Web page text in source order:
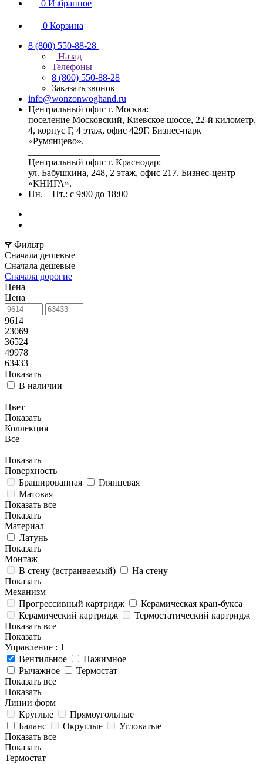
0 Избранное
0 Корзина
8 (800) 550-88-28
Назад
Телефоны
8 (800) 550-88-28
Заказать звонок
info@wonzonwoghand.ru
Центральный офис г. Москва:
поселение Московский, Киевское шоссе, 22-й километр,
4, корпус Г, 4 этаж, офис 429Г. Бизнес-парк
«Румянцево».
Центральный офис г. Краснодар:
ул. Бабушкина, 248, 2 этаж, офис 217. Бизнес-центр
«КНИГА».
Пн. – Пт.: с 9:00 до 18:00
Фильтр
Сначала дешевые
Сначала дешевые
Сначала дорогие
Цена
Цена
9614
23069
36524
49978
63433
Показать
В наличии
Цвет
Показать
Коллекция
Все
Показать
Поверхность
Брашированная
Глянцевая
Матовая
Показать все
Показать
Материал
Латунь
Показать
Монтаж
В стену (встраиваемый)
На стену
Показать
Механизм
Прогрессивный картридж
Керамическая кран-букса
Керамический картридж
Термостатический картридж
Показать все
Показать
Управление : 1
Вентильное
Нажимное
Рычажное
Термостат
Показать все
Показать
Линии форм
Круглые
Прямоугольные
Баланс
Округлые
Угловатые
Показать все
Показать
Термостат